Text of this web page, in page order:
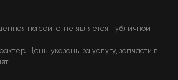
на сайте, не является публичной
Цены указаны за услугу, запчасти в